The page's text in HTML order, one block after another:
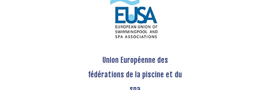
Union Européenne des
fédérations de la piscine et du